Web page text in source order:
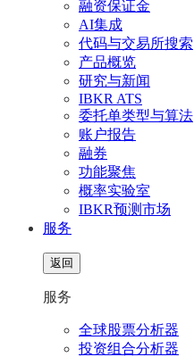
融资保证金
AI集成
代码与交易所搜索
产品概览
研究与新闻
IBKR ATS
委托单类型与算法
账户报告
融券
功能聚焦
概率实验室
IBKR预测市场
服务
返回
服务
全球股票分析器
投资组合分析器